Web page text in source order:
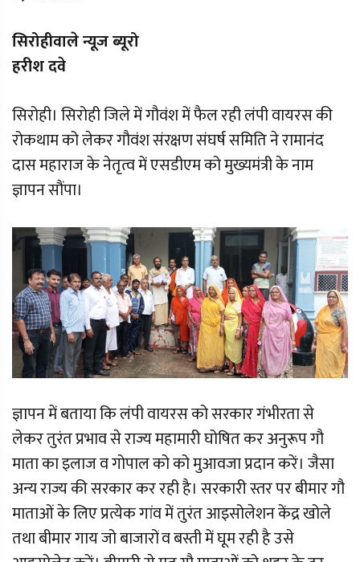
सिरोहीवाले न्यूज ब्यूरो
हरीश दवे
सिरोही। सिरोही जिले में गौवंश में फैल रही लंपी वायरस की
रोकथाम को लेकर गौवंश संरक्षण संघर्ष समिति ने रामानंद
दास महाराज के नेतृत्व में एसडीएम को मुख्यमंत्री के नाम
ज्ञापन सौंपा।
ज्ञापन में बताया कि लंपी वायरस को सरकार गंभीरता से
लेकर तुरंत प्रभाव से राज्य महामारी घोषित कर अनुरूप गौ
माता का इलाज व गोपाल को को मुआवजा प्रदान करें। जैसा
अन्य राज्य की सरकार कर रही है। सरकारी स्तर पर बीमार गौ
माताओं के लिए प्रत्येक गांव में तुरंत आइसोलेशन केंद्र खोले
तथा बीमार गाय जो बाजारों व बस्ती में घूम रही है उसे